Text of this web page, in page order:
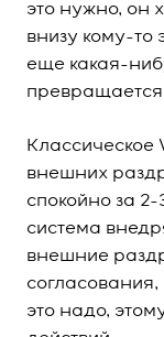
это нужно, он
внизу кому-то
еще какая-
превращается
внешних
спокойно за
система
внешние
согласования,
это надо,